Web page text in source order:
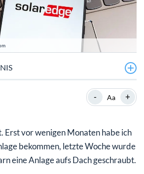
- Aa +
Erst vor wenigen Monaten habe ich
bekommen, letzte Woche wurde
eine Anlage aufs Dach geschraubt.